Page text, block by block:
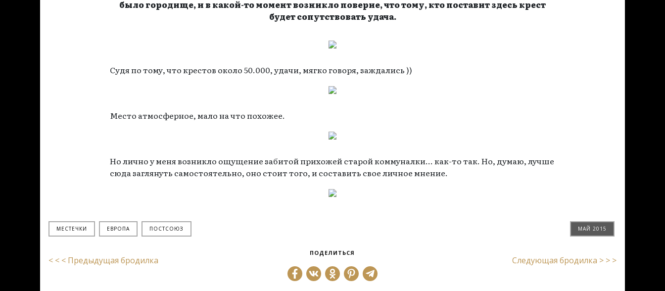
было городище, и в какой-то момент возникло поверие, что тому, кто поставит здесь крест
будет сопутствовать удача.
Судя по тому, что крестов около 50.000, удачи, мягко говоря, заждались ))
Место атмосферное, мало на что похожее.
Но лично у меня возникло ощущение забитой прихожей старой коммуналки... как-то так. Но, думаю, лучше
сюда заглянуть самостоятельно, оно стоит того, и составить свое личное мнение.
МЕСТЕЧКИ ЕВРОПА ПОСТСОЮЗ МАЙ 2015
< < < Предыдущая бродилка
ПОДЕЛИТЬСЯ
Следующая бродилка > > >